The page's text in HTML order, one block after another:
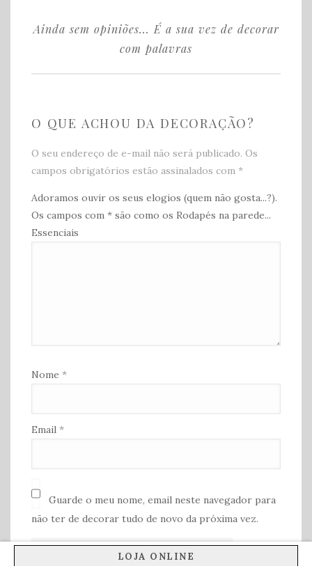
Ainda sem opiniões... É a sua vez de decorar
com palavras
O QUE ACHOU DA DECORAÇÃO?️
O seu endereço de e-mail não será publicado. Os
campos obrigatórios estão assinalados com *
Adoramos ouvir os seus elogios (quem não gosta...?).
Os campos com * são como os Rodapés na parede...
Essenciais
Nome *
Email *
Guarde o meu nome, email neste navegador para
não ter de decorar tudo de novo da próxima vez.
LOJA ONLINE